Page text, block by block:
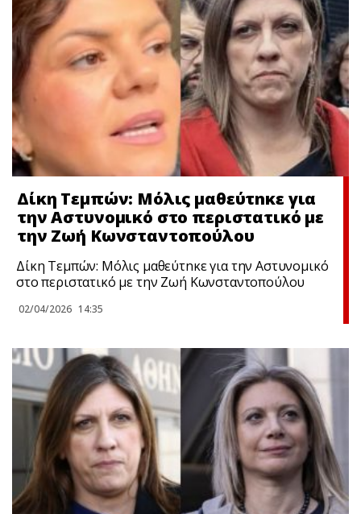
Δίκη Τεμπών: Μόλις μαθεύτnκε για
την Αστυνομικό στο περιστατικό με
την Ζωή Κωνσταντοπούλου
Δίκη Τεμπών: Μόλις μαθεύτnκε για την Αστυνομικό
στο περιστατικό με την Ζωή Κωνσταντοπούλου
02/04/2026 14:35